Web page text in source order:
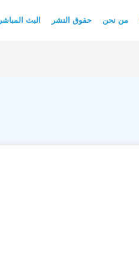
البث المباشر حقوق النشر من نحن